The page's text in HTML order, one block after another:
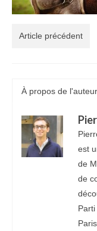
Article précédent
À propos de l'auteur
est
de
de